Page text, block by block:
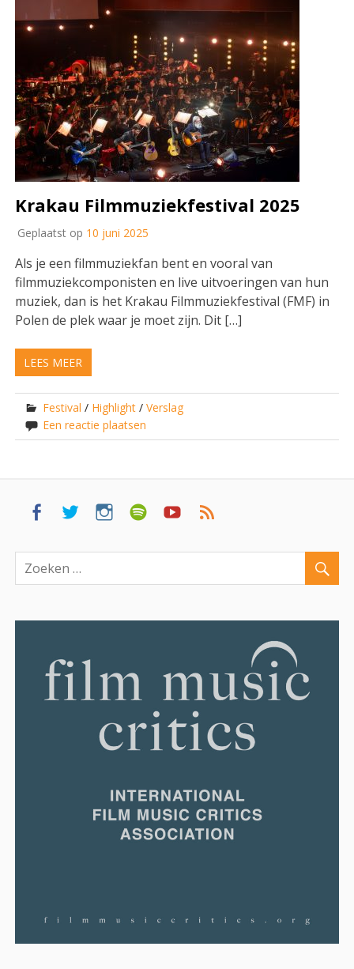
Krakau Filmmuziekfestival 2025
Geplaatst op 10 juni 2025
Als je een filmmuziekfan bent en vooral van
filmmuziekcomponisten en live uitvoeringen van hun
muziek, dan is het Krakau Filmmuziekfestival (FMF) in
Polen de plek waar je moet zijn. Dit […]
LEES MEER
Festival / Highlight /Verslag
Een reactie plaatsen